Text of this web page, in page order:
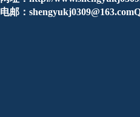
电邮：